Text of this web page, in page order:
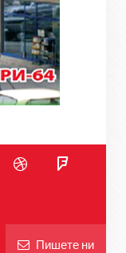
Пишете ни